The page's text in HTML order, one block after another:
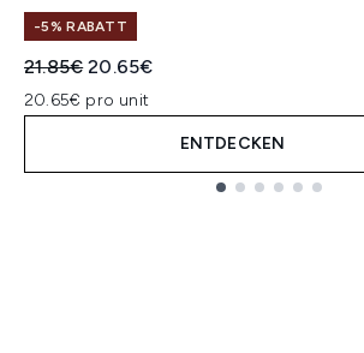
-5% RABATT
Unverbindliche Preisempfehlung:
21.85€Aktueller Preis:
20.65€
20.65€ pro unit
ENTDECKEN